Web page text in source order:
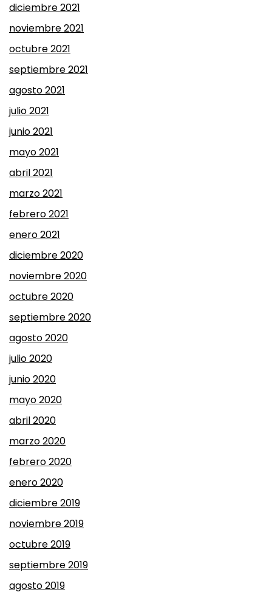
diciembre 2021
noviembre 2021
octubre 2021
septiembre 2021
agosto 2021
julio 2021
junio 2021
mayo 2021
abril 2021
marzo 2021
febrero 2021
enero 2021
diciembre 2020
noviembre 2020
octubre 2020
septiembre 2020
agosto 2020
julio 2020
junio 2020
mayo 2020
abril 2020
marzo 2020
febrero 2020
enero 2020
diciembre 2019
noviembre 2019
octubre 2019
septiembre 2019
agosto 2019